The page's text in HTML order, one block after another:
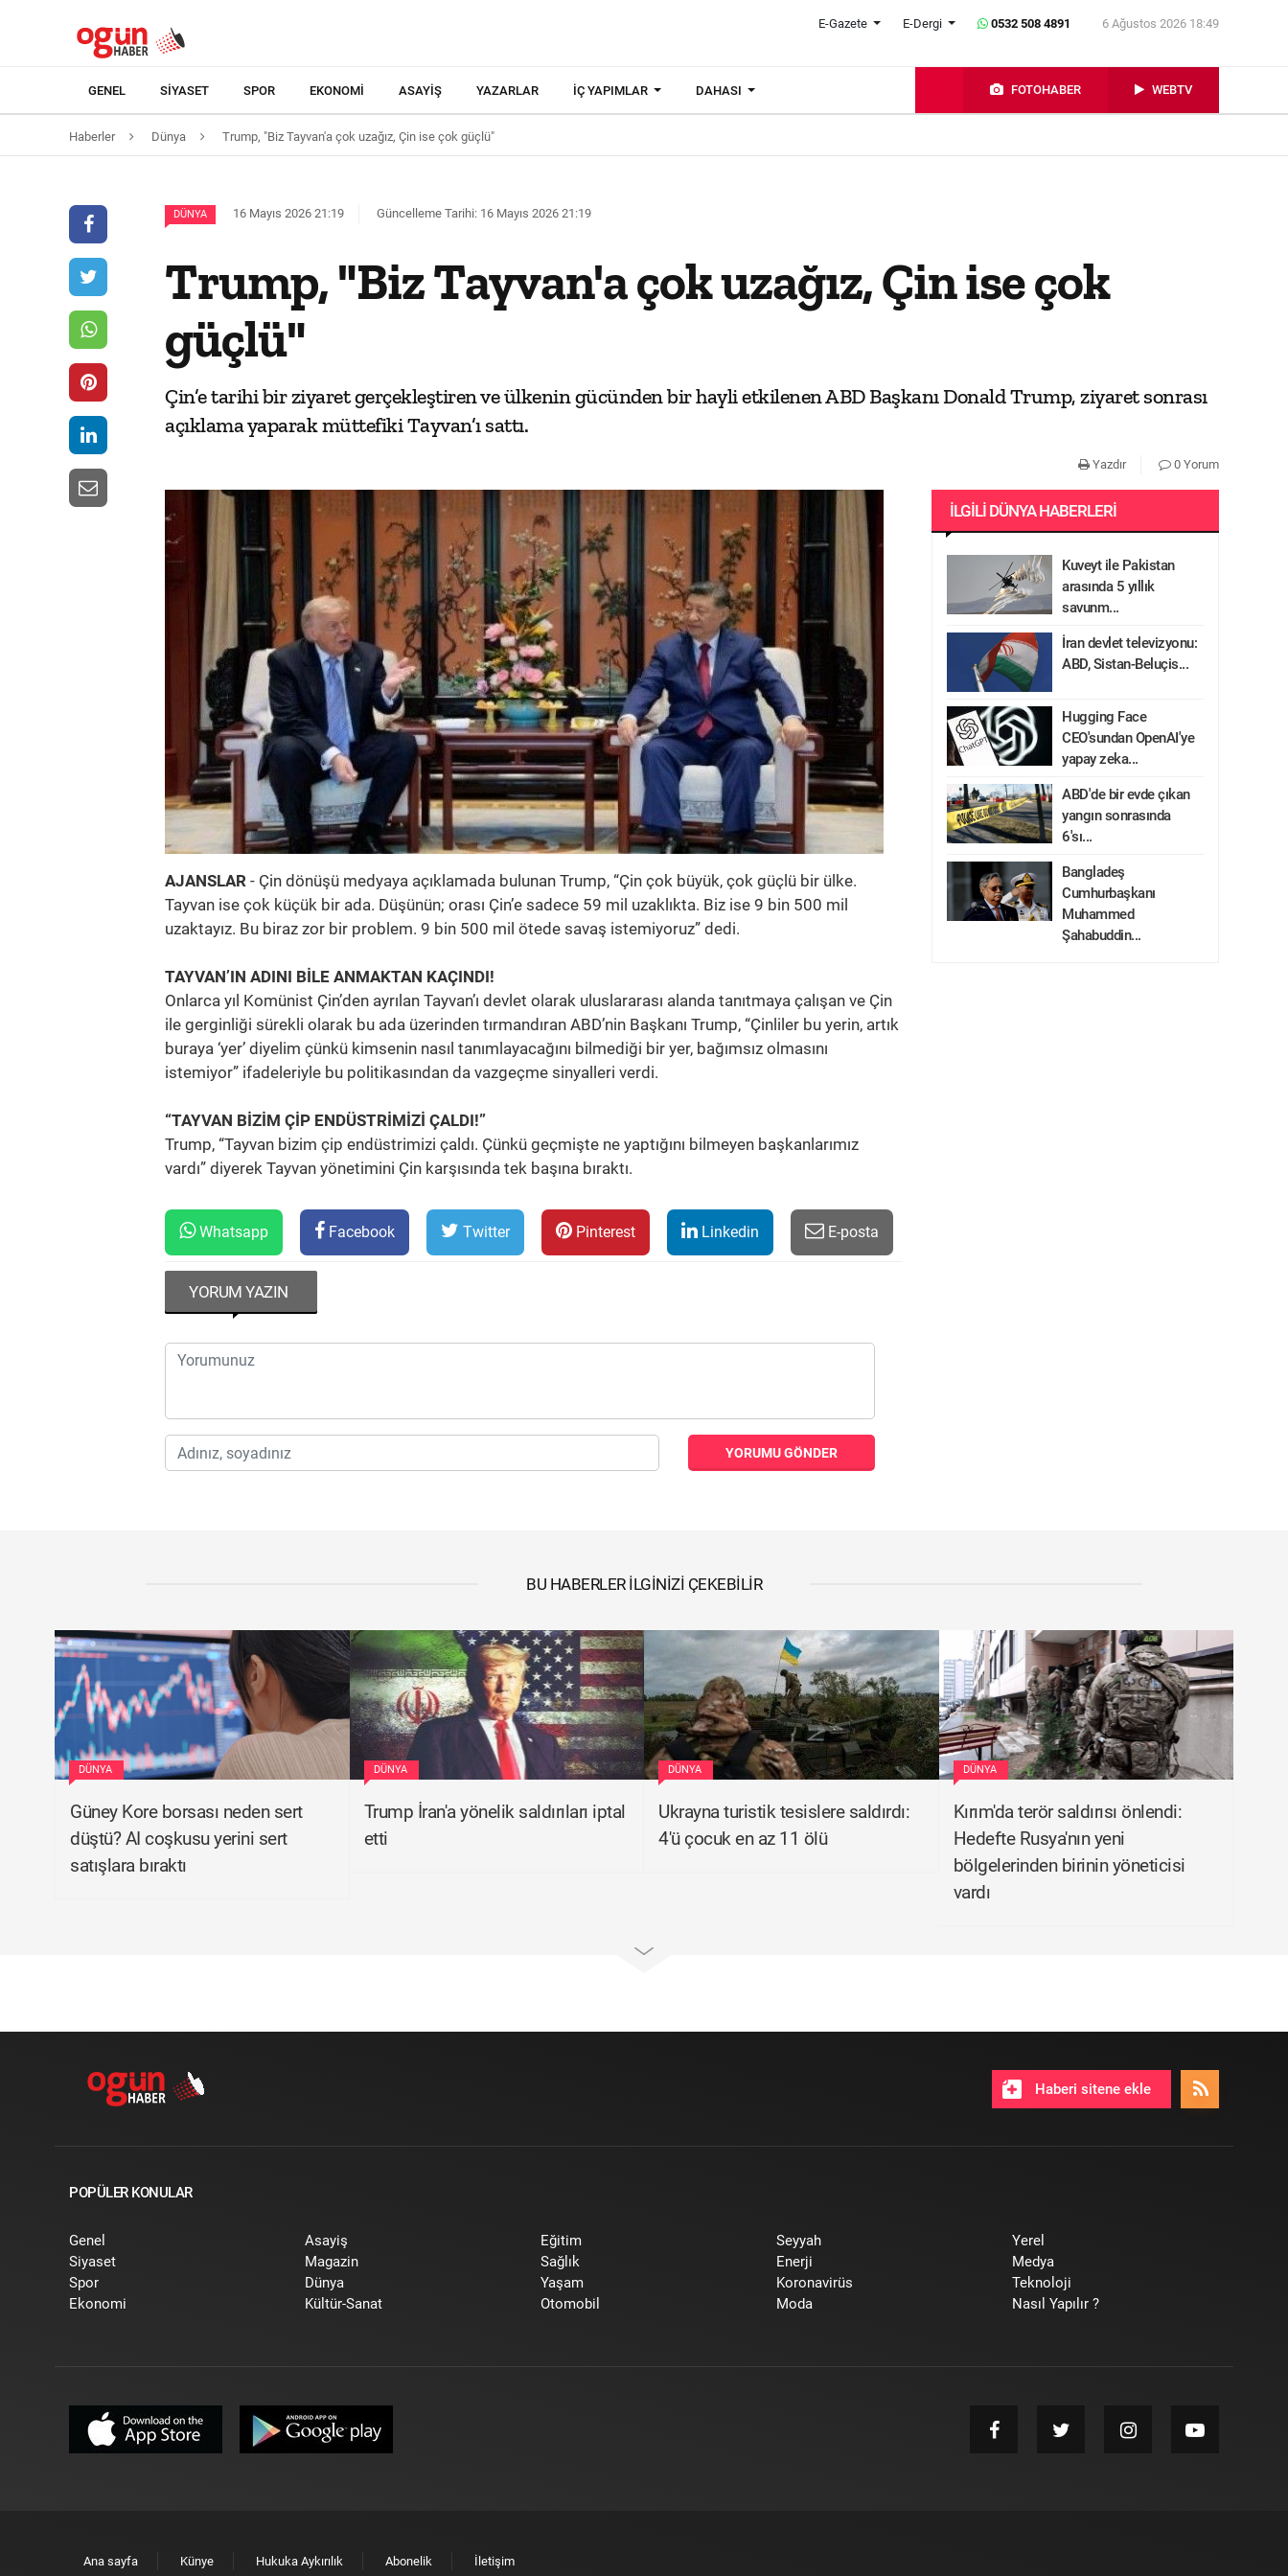
E-Gazete E-Dergi 0532 508 4891 6 Ağustos 2026 18:49
GENEL SIYASET SPOR EKONOMI ASAYIŞ YAZARLAR İÇ YAPIMLAR DAHASI FOTOHABER WEBTV
Haberler Dünya Trump, "Biz Tayvan'a çok uzağız, Çin ise çok güçlü"
DÜNYA 16 Mayıs 2026 21:19 Güncelleme Tarihi: 16 Mayıs 2026 21:19
Trump, "Biz Tayvan'a çok uzağız, Çin ise çok
güçlü"
Çin’e tarihi bir ziyaret gerçekleştiren ve ülkenin gücünden bir hayli etkilenen ABD Başkanı Donald Trump, ziyaret sonrası
açıklama yaparak müttefiki Tayvan’ı sattı.
Yazdır 0 Yorum
AJANSLAR - Çin dönüşü medyaya açıklamada bulunan Trump, “Çin çok büyük, çok güçlü bir ülke.
Tayvan ise çok küçük bir ada. Düşünün; orası Çin’e sadece 59 mil uzaklıkta. Biz ise 9 bin 500 mil
uzaktayız. Bu biraz zor bir problem. 9 bin 500 mil ötede savaş istemiyoruz” dedi.
TAYVAN’IN ADINI BİLE ANMAKTAN KAÇINDI!
Onlarca yıl Komünist Çin’den ayrılan Tayvan’ı devlet olarak uluslararası alanda tanıtmaya çalışan ve Çin
ile gerginliği sürekli olarak bu ada üzerinden tırmandıran ABD’nin Başkanı Trump, “Çinliler bu yerin, artık
buraya ‘yer’ diyelim çünkü kimsenin nasıl tanımlayacağını bilmediği bir yer, bağımsız olmasını
istemiyor” ifadeleriyle bu politikasından da vazgeçme sinyalleri verdi.
“TAYVAN BİZİM ÇİP ENDÜSTRİMİZİ ÇALDI!”
Trump, “Tayvan bizim çip endüstrimizi çaldı. Çünkü geçmişte ne yaptığını bilmeyen başkanlarımız
vardı” diyerek Tayvan yönetimini Çin karşısında tek başına bıraktı.
Whatsapp Facebook Twitter Pinterest Linkedin E-posta
YORUM YAZIN
YORUMU GÖNDER
İLGILI DÜNYA HABERLERI
Kuveyt ile Pakistan
arasında 5 yıllık
savunm...
İran devlet televizyonu:
ABD, Sistan-Beluçis...
Hugging Face
CEO'sundan OpenAI'ye
yapay zeka...
ABD'de bir evde çıkan
yangın sonrasında
6'sı...
Bangladeş
Cumhurbaşkanı
Muhammed
Şahabuddin...
BU HABERLER İLGINIZI ÇEKEBILIR
DÜNYA
Güney Kore borsası neden sert
düştü? AI coşkusu yerini sert
satışlara bıraktı
DÜNYA
Trump İran'a yönelik saldırıları iptal
etti
DÜNYA
Ukrayna turistik tesislere saldırdı:
4'ü çocuk en az 11 ölü
DÜNYA
Kırım'da terör saldırısı önlendi:
Hedefte Rusya'nın yeni
bölgelerinden birinin yöneticisi
vardı
Haberi sitene ekle
POPÜLER KONULAR
Genel
Siyaset
Spor
Ekonomi
Asayiş
Magazin
Dünya
Kültür-Sanat
Eğitim
Sağlık
Yaşam
Otomobil
Seyyah
Enerji
Koronavirüs
Moda
Yerel
Medya
Teknoloji
Nasıl Yapılır ?
Ana sayfa Künye Hukuka Aykırılık Abonelik İletişim